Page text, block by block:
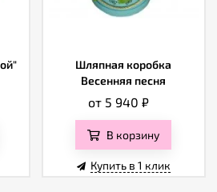
Шляпная коробка
Весенняя песня
от 5 940₽
В корзину
Купить в 1 клик